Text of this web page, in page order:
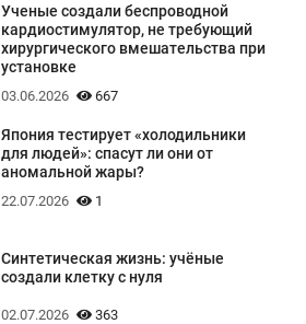
Ученые создали беспроводной
кардиостимулятор, не требующий
хирургического вмешательства при
установке
03.06.2026 667
Япония тестирует «холодильники
для людей»: спасут ли они от
аномальной жары?
22.07.2026 1
Синтетическая жизнь: учёные
создали клетку с нуля
02.07.2026 363